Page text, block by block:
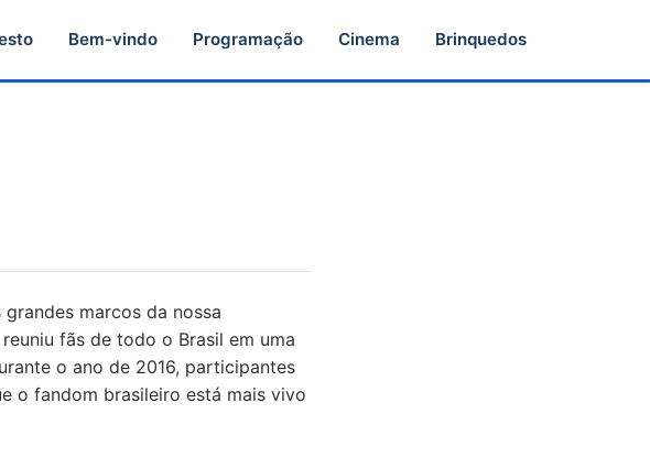
Bem-vindo Programação Cinema Brinquedos
marcos da nossa
fãs de todo o Brasil em uma
o ano de 2016, participantes
o fandom brasileiro está mais vivo